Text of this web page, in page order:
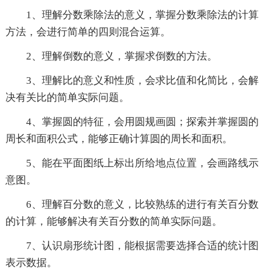
1、理解分数乘除法的意义，掌握分数乘除法的计算
方法，会进行简单的四则混合运算。
2、理解倒数的意义，掌握求倒数的方法。
3、理解比的意义和性质，会求比值和化简比，会解
决有关比的简单实际问题。
4、掌握圆的特征，会用圆规画圆；探索并掌握圆的
周长和面积公式，能够正确计算圆的周长和面积。
5、能在平面图纸上标出所给地点位置，会画路线示
意图。
6、理解百分数的意义，比较熟练的进行有关百分数
的计算，能够解决有关百分数的简单实际问题。
7、认识扇形统计图，能根据需要选择合适的统计图
表示数据。